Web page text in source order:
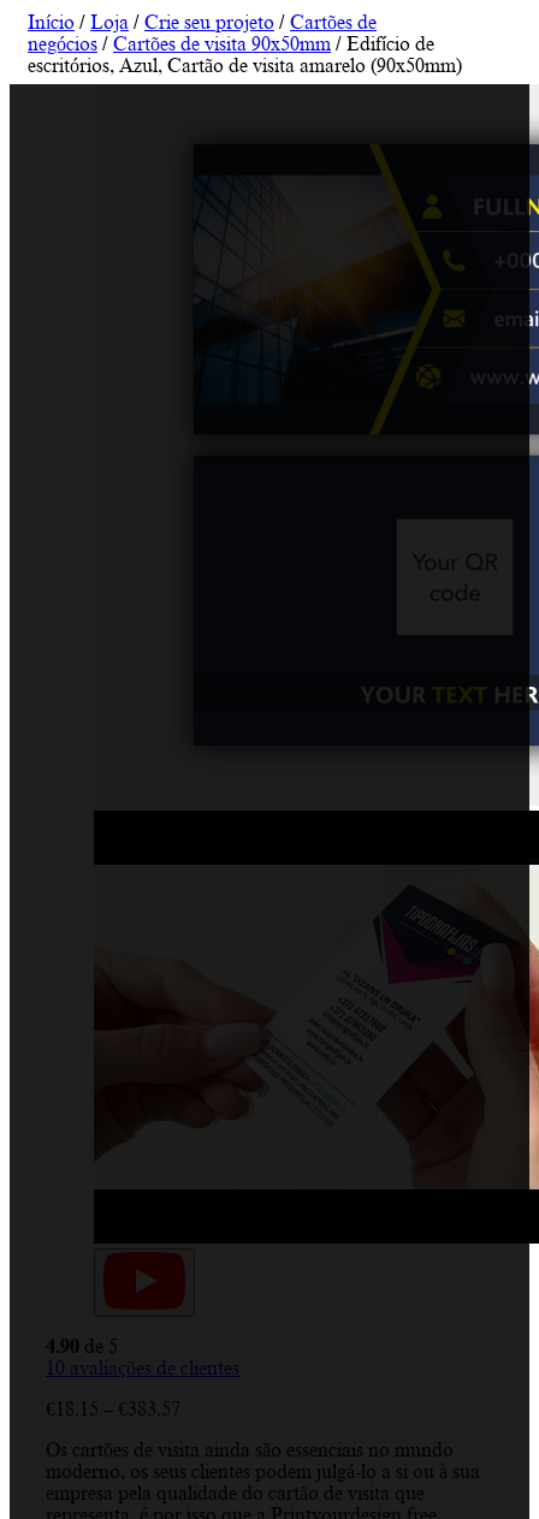
Início / Loja / Crie seu projeto / Cartões de
negócios / Cartões de visita 90x50mm / Edifício de
escritórios, Azul, Cartão de visita amarelo (90x50mm)
4.90 de 5
10 avaliações de clientes
€18.15 – €383.57
€18.15
through
€383.57
Os cartões de visita ainda são essenciais no mundo
moderno, os seus clientes podem julgá-lo a si ou à sua
empresa pela qualidade do cartão de visita que